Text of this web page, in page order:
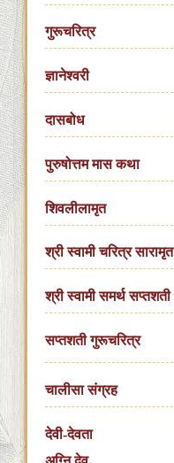
गुरूचरित्र
ज्ञानेश्वरी
दासबोध
पुरुषोत्तम मास कथा
शिवलीलामृत
श्री स्वामी चरित्र सारामृत
श्री स्वामी समर्थ सप्तशती
सप्तशती गुरूचरित्र
चालीसा संग्रह
देवी-देवता